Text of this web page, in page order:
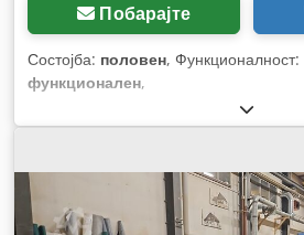
Побарајте
Состојба: половен, Функционалност:
функционален,